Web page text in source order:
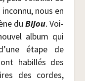
nous en
duBijou. Voi­
album qui
étape de
habillés des
des cordes,